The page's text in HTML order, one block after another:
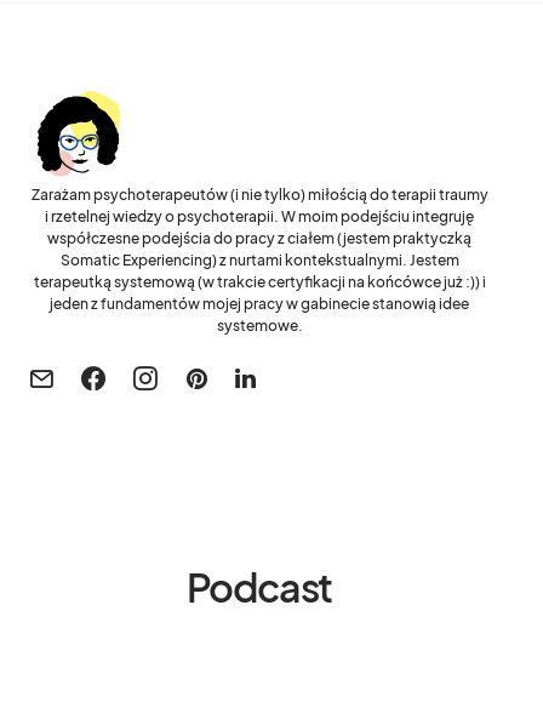
Zarażam psychoterapeutów (i nie tylko) miłością do terapii traumy
i rzetelnej wiedzy o psychoterapii. W moim podejściu integruję
współczesne podejścia do pracy z ciałem (jestem praktyczką
Somatic Experiencing) z nurtami kontekstualnymi. Jestem
terapeutką systemową (w trakcie certyfikacji na końcówce już :)) i
jeden z fundamentów mojej pracy w gabinecie stanowią idee
systemowe.
Podcast